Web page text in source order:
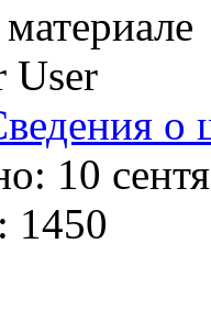
User
о
10
1450